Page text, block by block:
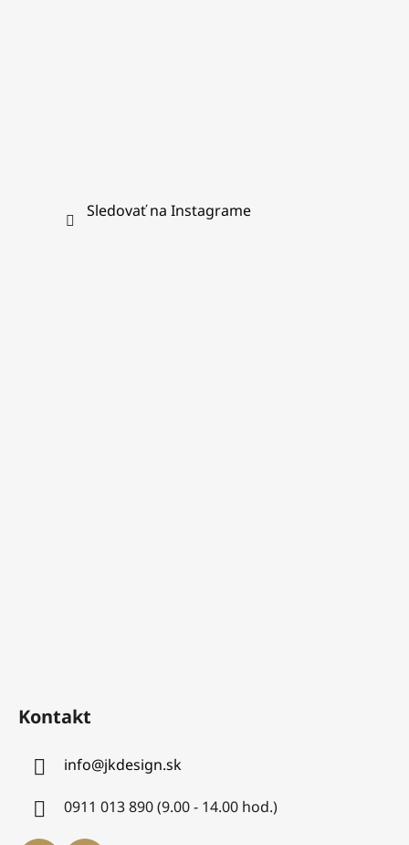
Sledovať na Instagrame
Kontakt
info@jkdesign.sk
0911 013 890 (9.00 - 14.00 hod.)